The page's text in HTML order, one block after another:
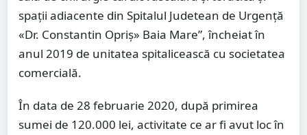
spații adiacente din Spitalul Judetean de Urgență
«Dr. Constantin Opriș» Baia Mare”, încheiat în
anul 2019 de unitatea spitalicească cu societatea
comercială.
În data de 28 februarie 2020, după primirea
sumei de 120.000 lei, activitate ce ar fi avut loc în